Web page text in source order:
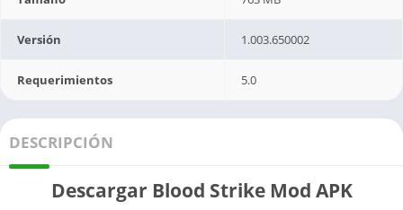
Versión 1.003.650002
Requerimientos 5.0
DESCRIPCIÓN
Descargar Blood Strike Mod APK